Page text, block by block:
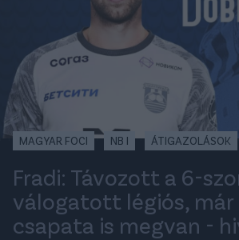
MAGYAR FOCI NB I ÁTIGAZOLÁSOK
Fradi: Távozott a 6-
válogatott légiós, már
csapata is megvan -